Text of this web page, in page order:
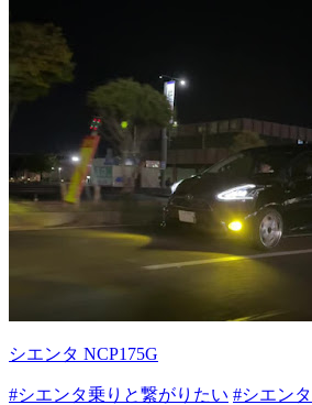
シエンタ NCP175G
#シエンタ乗りと繋がりたい #シエンタ